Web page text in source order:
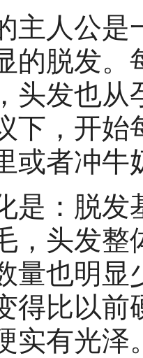
主人公
的脱发
头发也
下，开
或者冲牛
是：脱
，头发
量也明
得比以
实有光泽